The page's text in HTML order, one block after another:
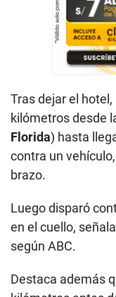
Tras dejar el
kilómetros desde
Florida) hasta
contra un
brazo.
Luego disparó
en el cuello,
según ABC.
Destaca además